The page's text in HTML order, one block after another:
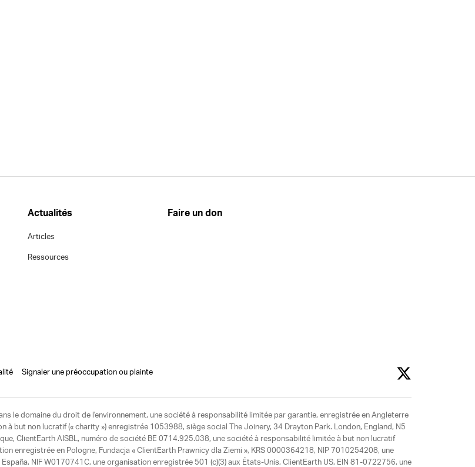
Actualités
Articles
Ressources
Faire un don
Signaler une préoccupation ou plainte
le domaine du droit de l'environnement, une société à responsabilité limitée par garantie, enregistrée en Angleterre
but non lucratif (« charity ») enregistrée 1053988, siège social The Joinery, 34 Drayton Park. London, England, N5
ClientEarth AISBL, numéro de société BE 0714.925.038, une société à responsabilité limitée à but non lucratif
enregistrée en Pologne, Fundacja « ClientEarth Prawnicy dla Ziemi », KRS 0000364218, NIP 7010254208, une
NIF W0170741C, une organisation enregistrée 501 (c)(3) aux États-Unis, ClientEarth US, EIN 81-0722756, une